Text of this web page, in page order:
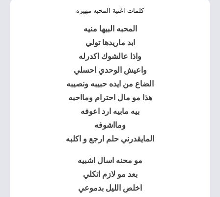
كلمات اغنية المحبه مهيره
المحبه البيها منيه
ابد ماريدها تولي
واذا عالشوك اكدرله
واعيش الوحدي احسلي
الضاع من ايده حبيبه ونصيبه
هذا مو مال احترام ومااحبه
بيه مابيه ارد اعوفه
ومااشوفه
المايقدرني حلم ارجع و اكلبه
مو محنه اسال اشبيه
بعد مو لازم اتكلي
اخلص الليل بدموعي